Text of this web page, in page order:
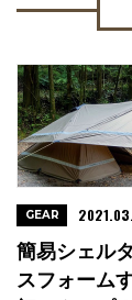
簡易シェル
スフォーム
GEAR